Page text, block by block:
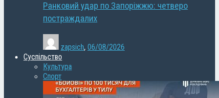
Ранковий удар по Запоріжжю: четверо
постраждалих
zapsich, 06/08/2026
Суспільство
Культура
Спорт